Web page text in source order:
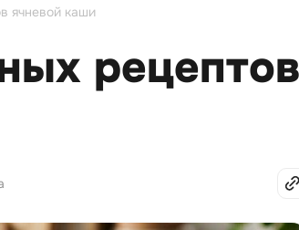
ячневой каши
рецептов